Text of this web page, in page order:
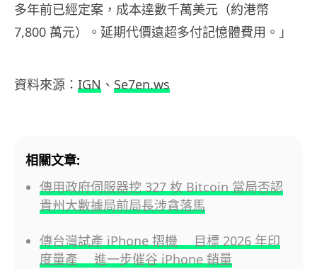
多年前已經定案，成本達數千萬美元（約港幣
7,800 萬元）。延期代價遠超多付記憶體費用。」
資料來源： IGN 、 Se7en.ws
相關文章:
傳用政府伺服器挖 327 枚 Bitcoin 當局否認
貴州大數據局前局長涉貪落馬
傳台灣試產 iPhone 摺機 目標 2026 年印
度量產 進一步催谷 iPhone 銷量